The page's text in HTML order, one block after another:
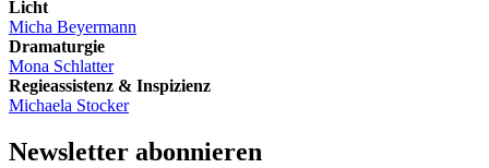
Licht
Micha Beyermann
Dramaturgie
Mona Schlatter
Regieassistenz & Inspizienz
Michaela Stocker
Newsletter abonnieren